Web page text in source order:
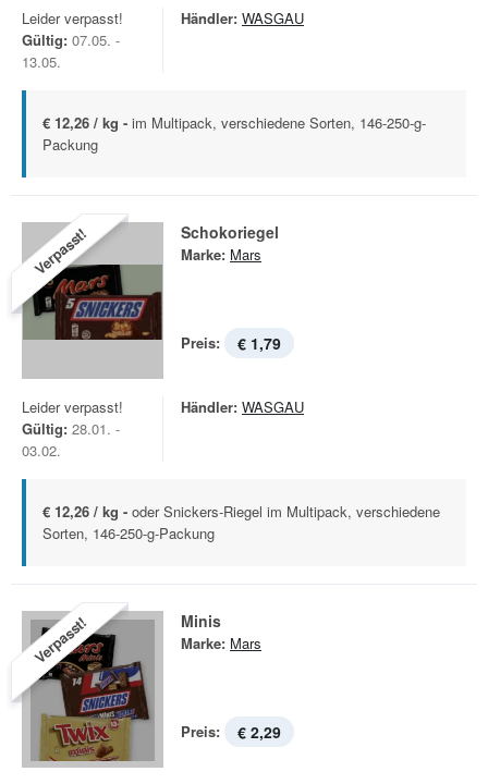
Leider verpasst!
Gültig: 07.05. -
13.05.
Händler: WASGAU
€ 12,26 / kg - im Multipack, verschiedene Sorten, 146-250-g-
Packung
Verpasst! Schokoriegel
Marke: Mars
Preis: € 1,79
Leider verpasst!
Gültig: 28.01. -
03.02.
Händler: WASGAU
€ 12,26 / kg - oder Snickers-Riegel im Multipack, verschiedene
Sorten, 146-250-g-Packung
Verpasst! Minis
Marke: Mars
Preis: € 2,29